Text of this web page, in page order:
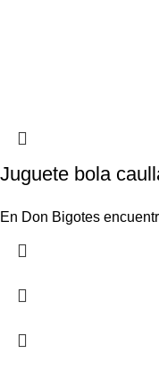
Juguete bola
En Don Bigotes